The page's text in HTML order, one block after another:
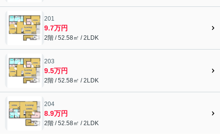
201
9.7万円
2階 / 52.58㎡ / 2LDK
203
9.5万円
2階 / 52.58㎡ / 2LDK
204
8.9万円
2階 / 52.58㎡ / 2LDK